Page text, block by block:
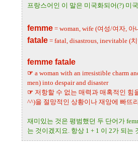
프랑스어인 이 말은 미국화되어(?) 미
femme= woman, wife (여성/여자, 아
fatale= fatal, disastrous, inevitable (
femme fatale
☞ a woman with an irresistible charm
men) into despair and disaster
☞ 저항할 수 없는 매력과 매혹적인 힘
^^)을 절망적인 상황이나 재앙에 빠뜨
재미있는 것은 평범했던 두 단어가
는 것이겠지요. 항상 1 + 1 이 2가 되는